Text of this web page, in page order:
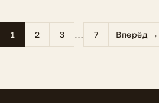
1 2 3 … 7 Вперёд →